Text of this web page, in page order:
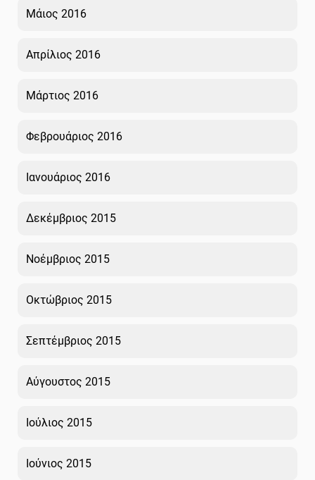
Μάιος 2016
Απρίλιος 2016
Μάρτιος 2016
Φεβρουάριος 2016
Ιανουάριος 2016
Δεκέμβριος 2015
Νοέμβριος 2015
Οκτώβριος 2015
Σεπτέμβριος 2015
Αύγουστος 2015
Ιούλιος 2015
Ιούνιος 2015